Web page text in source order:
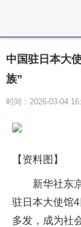
中国驻日本大
族”
时间：2026-03-04
【资料图】
新华社东
驻日本大使馆
多发，成为社